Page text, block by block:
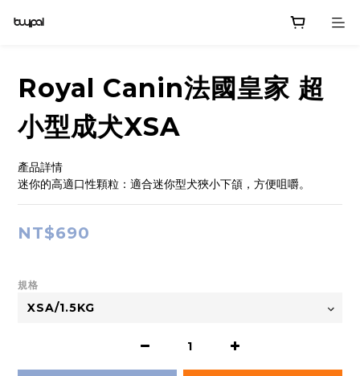
Royal Canin法國皇家 超
小型成犬XSA
產品詳情
迷你的高適口性顆粒：適合迷你型犬狹小下頜，方便咀嚼。
NT$690
規格